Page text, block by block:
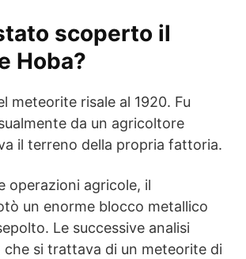
scoperto il
Hoba?
meteorite risale al 1920. Fu
da un agricoltore
il terreno della propria fattoria.
operazioni agricole, il
un enorme blocco metallico
Le successive analisi
si trattava di un meteorite di